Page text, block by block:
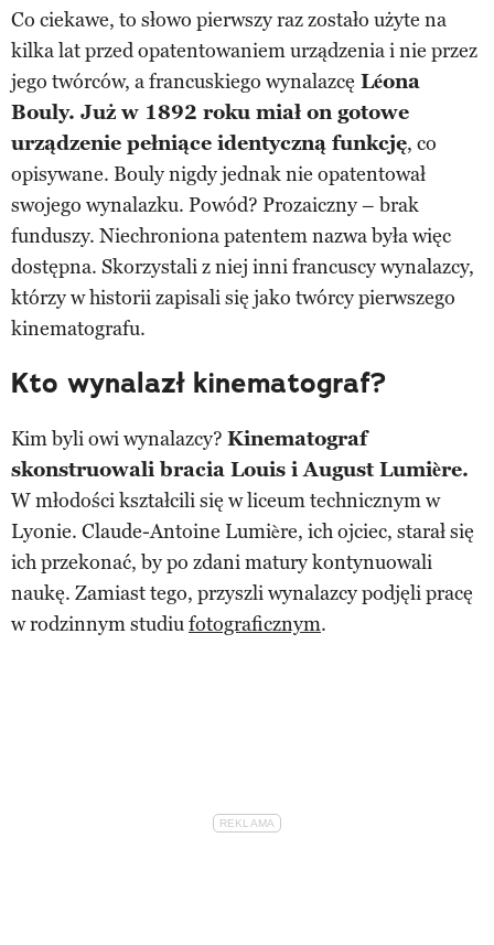
Co ciekawe, to słowo pierwszy raz zostało użyte na
kilka lat przed opatentowaniem urządzenia i nie przez
jego twórców, a francuskiego wynalazcę Léona
Bouly. Już w 1892 roku miał on gotowe
urządzenie pełniące identyczną funkcję, co
opisywane. Bouly nigdy jednak nie opatentował
swojego wynalazku. Powód? Prozaiczny – brak
funduszy. Niechroniona patentem nazwa była więc
dostępna. Skorzystali z niej inni francuscy wynalazcy,
którzy w historii zapisali się jako twórcy pierwszego
kinematografu.
Kto wynalazł kinematograf?
Kim byli owi wynalazcy? Kinematograf
skonstruowali bracia Louis i August Lumière.
W młodości kształcili się w liceum technicznym w
Lyonie. Claude-Antoine Lumière, ich ojciec, starał się
ich przekonać, by po zdani matury kontynuowali
naukę. Zamiast tego, przyszli wynalazcy podjęli pracę
w rodzinnym studiufotograficznym.